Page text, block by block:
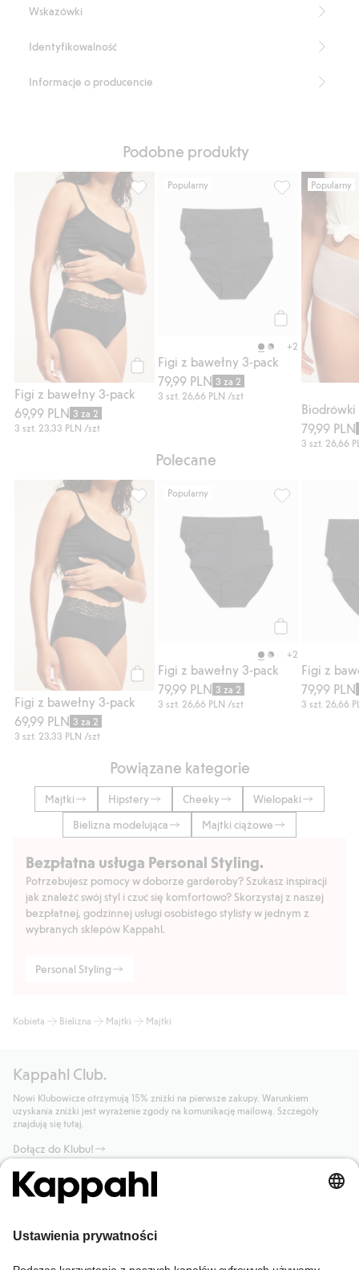
Numer artykułu
Wskazówki
Identyfikowalność
Informacje o producencie
Podobne produkty
Figi z bawełny 3-pack
69,99 PLN 3 za 2
3 szt. 23,33 PLN /szt
Figi z bawełny 3-pack, Dodaj do listy
Popularny
+2
Figi z bawełny 3-pack
79,99 PLN 3 za 2
3 szt.26,66 PLN /szt
Figi z
Popularny
79,99 PLN
3 szt.26,66
Polecane
Figi z bawełny 3-pack
69,99 PLN 3 za 2
3 szt. 23,33 PLN /szt
Figi z bawełny 3-pack, Dodaj do listy
Popularny
+2
Figi z bawełny 3-pack
79,99 PLN 3 za 2
3 szt.26,66 PLN /szt
Figi z
79,99 PLN
3 szt.26,66
Powiązane kategorie
Majtki Hipstery Cheeky
Wielopaki
Bielizna modelująca
Majtki ciążowe
Bezpłatna usługa Personal Styling.
Potrzebujesz pomocy w doborze garderoby? Szukasz inspiracji
jak znaleźć swój styl i czuć się komfortowo? Skorzystaj z naszej
bezpłatnej, godzinnej usługi osobistego stylisty w jednym z
wybranych sklepów Kappahl.
Personal Styling
Kobieta Bielizna Majtki Majtki
Kappahl Club.
Nowi Klubowicze otrzymują 15% zniżki na pierwsze zakupy. Warunkiem
uzyskania zniżki jest wyrażenie zgody na komunikację mailową. Szczegóły
znajdują się tutaj.
Dołącz do Klubu!